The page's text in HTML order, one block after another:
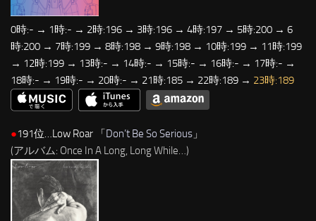
0時:- → 1時:- → 2時:196 → 3時:196 → 4時:197 → 5時:200 → 6
時:200 → 7時:199 → 8時:198 → 9時:198 → 10時:199 → 11時:199
→ 12時:199 → 13時:- → 14時:- → 15時:- → 16時:- → 17時:- →
18時:- → 19時:- → 20時:- → 21時:185 → 22時:189 → 23時:189
●191位…Low Roar 「Don’t Be So Serious 」
(アルバム: Once In A Long, Long While…)